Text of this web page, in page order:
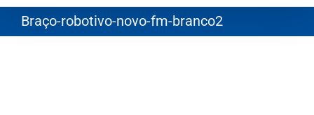
Braço-robotivo-novo-fm-branco2